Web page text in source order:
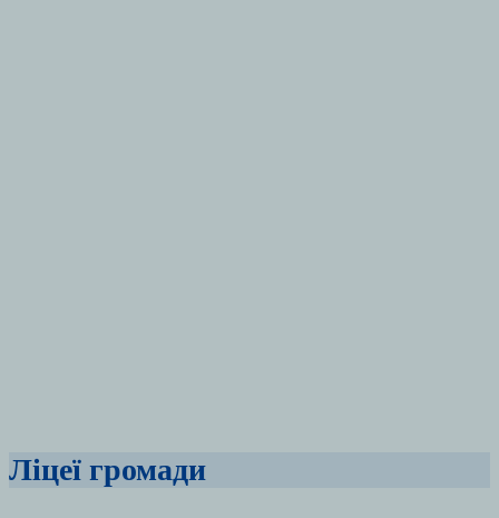
Ліцеї громади